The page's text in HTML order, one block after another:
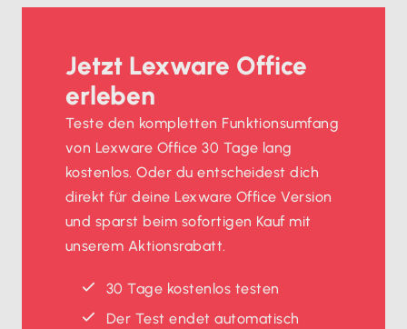
Jetzt Lexware Office
erleben
Teste den kompletten Funktionsumfang
von Lexware Office 30 Tage lang
kostenlos. Oder du entscheidest dich
direkt für deine Lexware Office Version
und sparst beim sofortigen Kauf mit
unserem Aktionsrabatt.
30 Tage kostenlos testen
Der Test endet automatisch